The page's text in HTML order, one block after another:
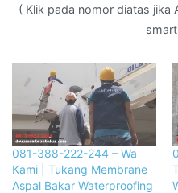
( Klik pada nomor diatas jika
081-388-222-244 – Wa
Kami | Tukang Membrane
Aspal Bakar Waterproofing